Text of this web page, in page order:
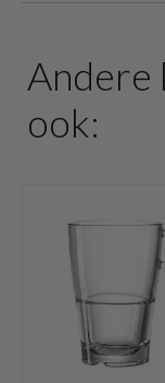
Andere
ook: